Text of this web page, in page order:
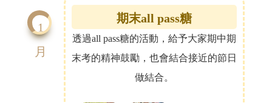
1
月
期末all pass糖
透過all pass糖的活動，給予大家期中期
末考的精神鼓勵，也會結合接近的節日
做結合。